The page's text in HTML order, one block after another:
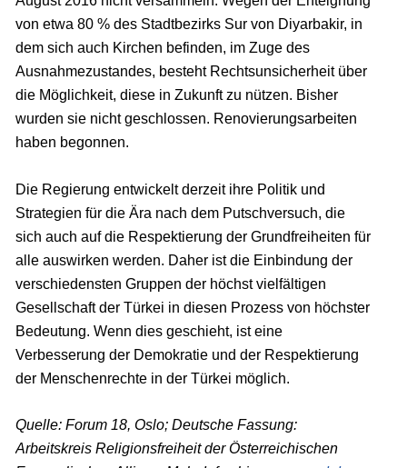
von etwa 80 % des Stadtbezirks Sur von Diyarbakir, in
dem sich auch Kirchen befinden, im Zuge des
Ausnahmezustandes, besteht Rechtsunsicherheit über
die Möglichkeit, diese in Zukunft zu nützen. Bisher
wurden sie nicht geschlossen. Renovierungsarbeiten
haben begonnen.
Die Regierung entwickelt derzeit ihre Politik und
Strategien für die Ära nach dem Putschversuch, die
sich auch auf die Respektierung der Grundfreiheiten für
alle auswirken werden. Daher ist die Einbindung der
verschiedensten Gruppen der höchst vielfältigen
Gesellschaft der Türkei in diesen Prozess von höchster
Bedeutung. Wenn dies geschieht, ist eine
Verbesserung der Demokratie und der Respektierung
der Menschenrechte in der Türkei möglich.
Quelle: Forum 18, Oslo; Deutsche Fassung:
Arbeitskreis Religionsfreiheit der Österreichischen